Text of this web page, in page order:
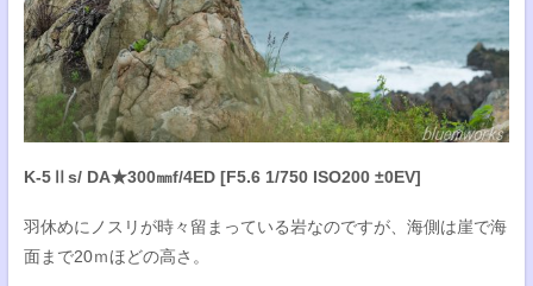
K-5Ⅱs/ DA★300㎜f/4ED [F5.6 1/750 ISO200 ±0EV]
羽休めにノスリが時々留まっている岩なのですが、海側は崖で海
面まで20ｍほどの高さ。